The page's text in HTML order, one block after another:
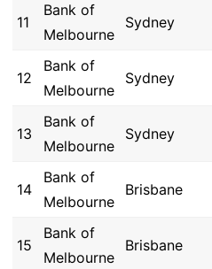
11
Bank of
Melbourne
Sydney
12
Bank of
Melbourne
Sydney
13
Bank of
Melbourne
Sydney
14
Bank of
Melbourne
Brisbane
15
Bank of
Melbourne
Brisbane